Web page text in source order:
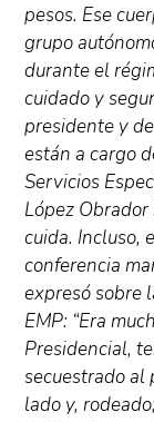
pesos. Ese
grupo
durante el
cuidado y
presidente y
están a cargo
Servicios
López Obrador
cuida. Incluso,
conferencia
expresó sobre
EMP: “Era
Presidencial,
secuestrado al
lado y,